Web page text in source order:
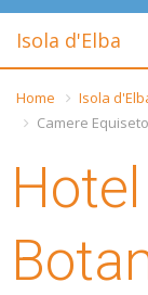
Isola d'Elba
Home Isola
Camere Equiseto